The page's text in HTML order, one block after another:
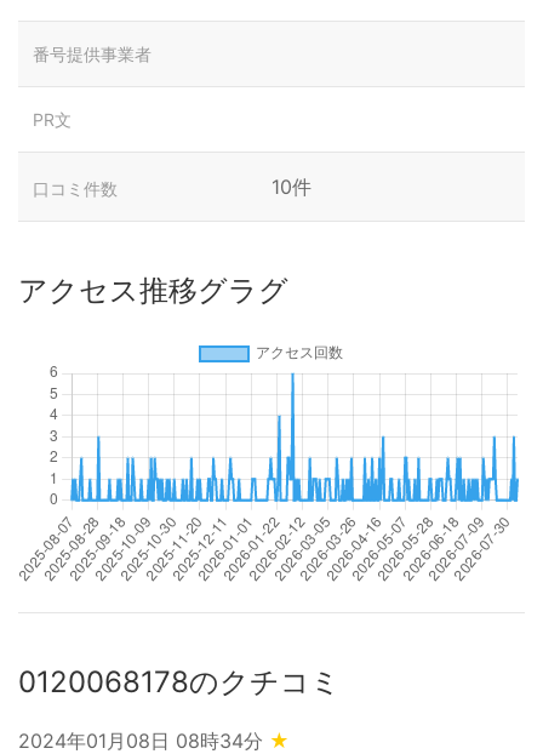
番号提供事業者
PR文
口コミ件数 10件
アクセス推移グラグ
0120068178のクチコミ
2024年01月08日 08時34分 ★